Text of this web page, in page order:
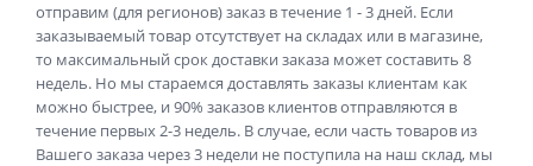
отправим (для регионов) заказ в течение 1 - 3 дней. Если
заказываемый товар отсутствует на складах или в магазине,
то максимальный срок доставки заказа может составить 8
недель. Но мы стараемся доставлять заказы клиентам как
можно быстрее, и 90% заказов клиентов отправляются в
течение первых 2-3 недель. В случае, если часть товаров из
Вашего заказа через 3 недели не поступила на наш склад, мы